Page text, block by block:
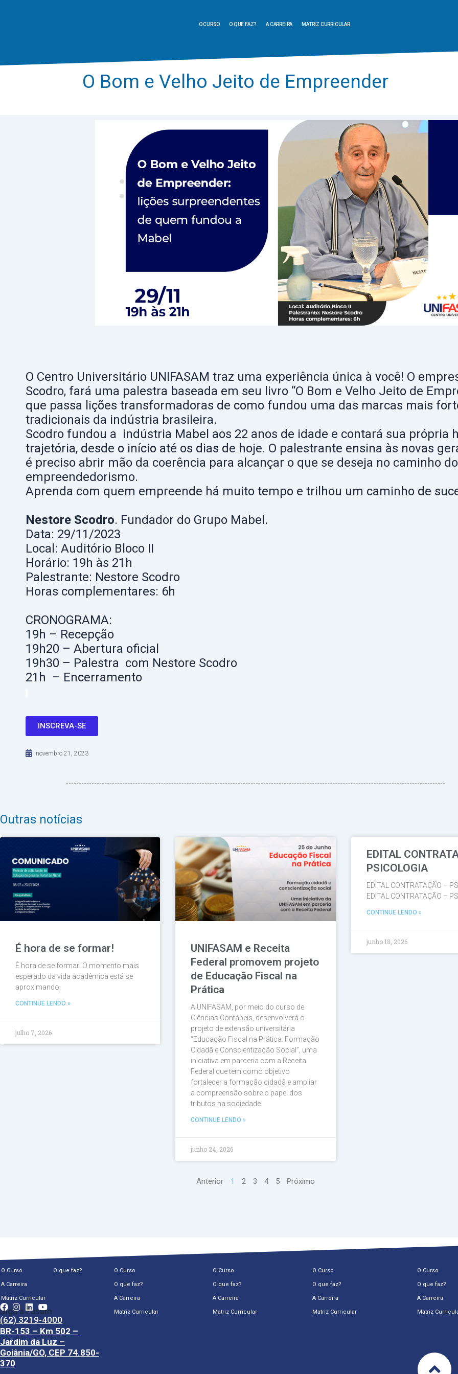
O CURSO O QUE FAZ? A CARREIRA MATRIZ CURRICULAR
O Bom e Velho Jeito de Empreender
O Centro Universitário UNIFASAM traz uma experiência única à você! O
Scodro, fará uma palestra baseada em seu livro “O Bom e Velho Jeito de
que passa lições transformadoras de como fundou uma das marcas mais
tradicionais da indústria brasileira.
Scodro fundou a indústria Mabel aos 22 anos de idade e contará sua própria
trajetória, desde o início até os dias de hoje. O palestrante ensina às novas
é preciso abrir mão da coerência para alcançar o que se deseja no caminho do
empreendedorismo.
Aprenda com quem empreende há muito tempo e trilhou um caminho de
Nestore Scodro. Fundador do Grupo Mabel.
Data: 29/11/2023
Local: Auditório Bloco II
Horário: 19h às 21h
Palestrante: Nestore Scodro
Horas complementares: 6h
CRONOGRAMA:
19h – Recepção
19h20 – Abertura oficial
19h30 – Palestra com Nestore Scodro
21h – Encerramento
INSCREVA-SE
novembro 21, 2023
Outras notícias
É hora de se formar!
É hora de se formar! O momento mais
esperado da vida acadêmica está se
aproximando,
CONTINUE LENDO »
julho 7, 2026
UNIFASAM e Receita
Federal promovem projeto
de Educação Fiscal na
Prática
A UNIFASAM, por meio do curso de
Ciências Contábeis, desenvolverá o
projeto de extensão universitária
“Educação Fiscal na Prática: Formação
Cidadã e Conscientização Social”, uma
iniciativa em parceria com a Receita
Federal que tem como objetivo
fortalecer a formação cidadã e ampliar
a compreensão sobre o papel dos
tributos na sociedade.
CONTINUE LENDO »
junho 24, 2026
EDITAL
PSICOLOGIA
EDITAL CONTRATAÇÃO –
EDITAL CONTRATAÇÃO –
CONTINUE LENDO »
junho 18, 2026
Anterior
Página
1 2
Página
3
Página
4
Página
5 Próximo
O Curso O que faz?
A Carreira
Matriz Curricular
Siga a Fasam
(62) 3219-4000
BR-153 – Km 502 –
Jardim da Luz –
Goiânia/GO, CEP 74.850-
370
O Curso
O que faz?
A Carreira
Matriz Curricular
O Curso
O que faz?
A Carreira
Matriz Curricular
O Curso
O que faz?
A Carreira
Matriz Curricular
O Curso
O que faz?
A Carreira
Matriz